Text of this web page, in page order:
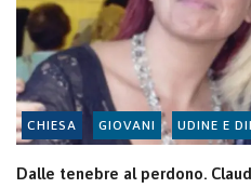
CHIESA GIOVANI UDINE E
Dalle tenebre al perdono.